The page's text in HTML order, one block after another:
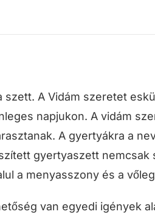
A Vidám szeretet
napjukon. A vidám
A gyertyákra a
gyertyaszett
a menyasszony és a
van egyedi igények